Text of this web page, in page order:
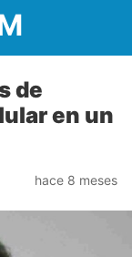
de
en un
hace 8 meses